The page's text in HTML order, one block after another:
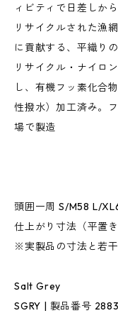
ィビティで日差しか
リサイクルされた漁
に貢献する、平織り
リサイクル・ナイロ
し、有機フッ素化合
性撥水）加工済み。
場で製造
頭囲一周 S/M58 L/
仕上がり寸法（平置き
※実製品の寸法と若
Salt Grey
SGRY | 製品番号